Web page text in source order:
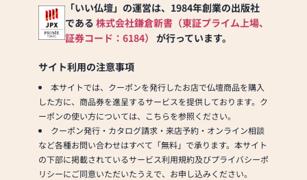
└─┼────────────────────────
お位牌、仏像、仏具はどの
宗派にも対応できる豊富な
お位牌はご注文から【約２
～３週間】でお渡し可能で
す。
仏具はサイズ、色合い、デ
ザインなどお好きなものを
お選びいただけます。
※ペット供養の商品もござ
います。
「いい仏壇」の運営は、1984年創業の出版社
である 株式会社鎌倉新書（東証プライム上場、
証券コード：6184） が行っています。
サイト利用の注意事項
本サイトでは、クーポンを発行したお店で仏壇商品を購入
した方に、商品券を進呈するサービスを提供しております。ク
ーポンの使い方については、こちらを参照ください。
クーポン発行・カタログ請求・来店予約・オンライン相談
など各種お問い合わせはすべて「無料」で承ります。本サイト
の下部に掲載されているサービス利用規約及びプライバシーポ
リシーにご同意いただいたうえで、お申し込みください。